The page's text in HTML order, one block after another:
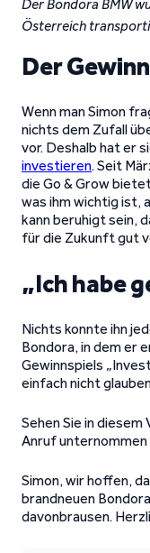
Der Bondora BMW
Österreich
Der
Wenn man Simon
nichts dem Zufall
vor. Deshalb hat er
investieren. Seit
die Go & Grow
was ihm wichtig ist,
kann beruhigt sein,
für die Zukunft gut
„Ich habe
Nichts konnte ihn
Bondora, in dem er
Gewinnspiels
einfach nicht
Sehen Sie in
Anruf unternommen
Simon, wir hoffen,
brandneuen
davonbrausen.